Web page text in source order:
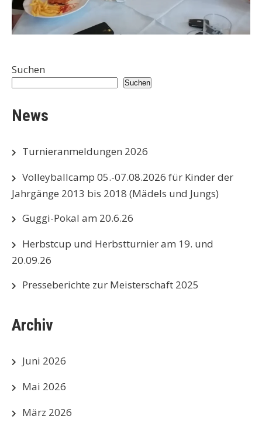
Suchen
Suchen
News
Turnieranmeldungen 2026
Volleyballcamp 05.-07.08.2026 für Kinder der
Jahrgänge 2013 bis 2018 (Mädels und Jungs)
Guggi-Pokal am 20.6.26
Herbstcup und Herbstturnier am 19. und
20.09.26
Presseberichte zur Meisterschaft 2025
Archiv
Juni 2026
Mai 2026
März 2026